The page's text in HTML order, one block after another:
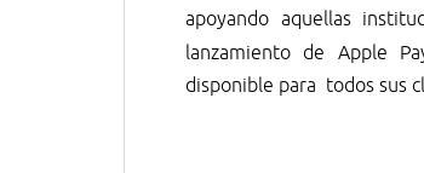
apoyando aquellas
lanzamiento de Apple
disponible para todos sus